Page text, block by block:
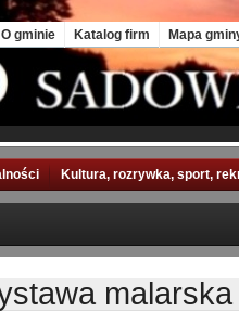
O gminie Katalog firm Mapa
Kultura, rozrywka, sport,